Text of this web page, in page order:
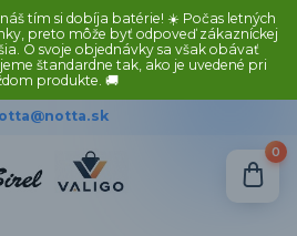
tím si dobíja batérie! ☀️ Počas letných
preto môže byť odpoveď zákazníckej
O svoje objednávky sa však obávať
štandardne tak, ako je uvedené pri
produkte. 🚚
0